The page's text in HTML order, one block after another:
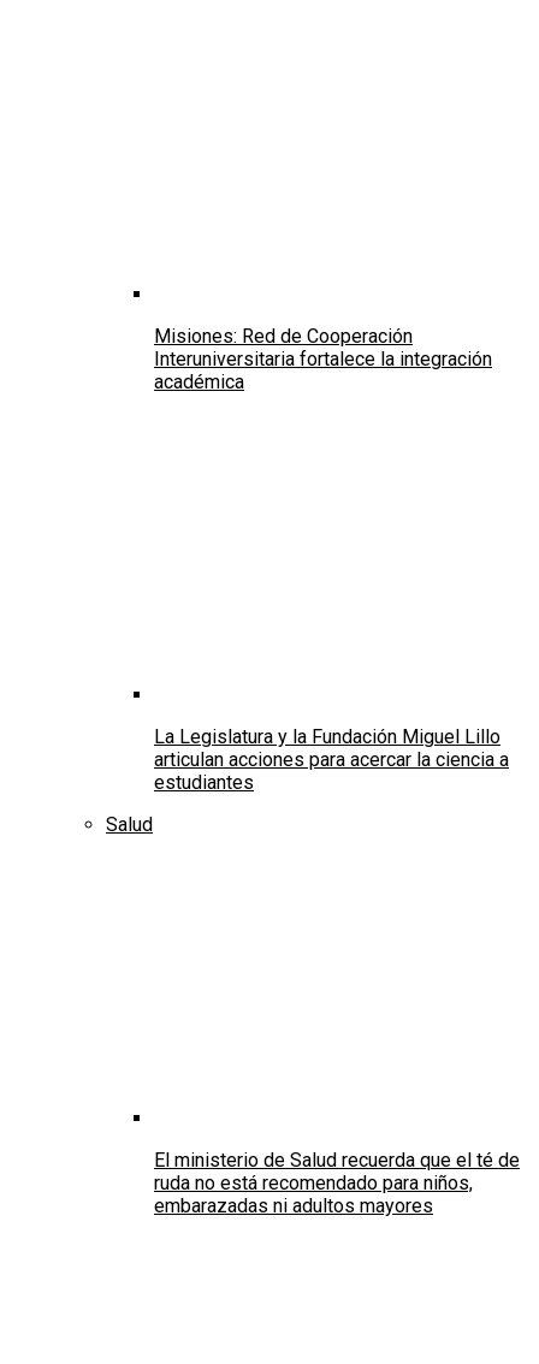
Misiones: Red de Cooperación
Interuniversitaria fortalece la integración
académica
La Legislatura y la Fundación Miguel Lillo
articulan acciones para acercar la ciencia a
estudiantes
Salud
El ministerio de Salud recuerda que el té de
ruda no está recomendado para niños,
embarazadas ni adultos mayores